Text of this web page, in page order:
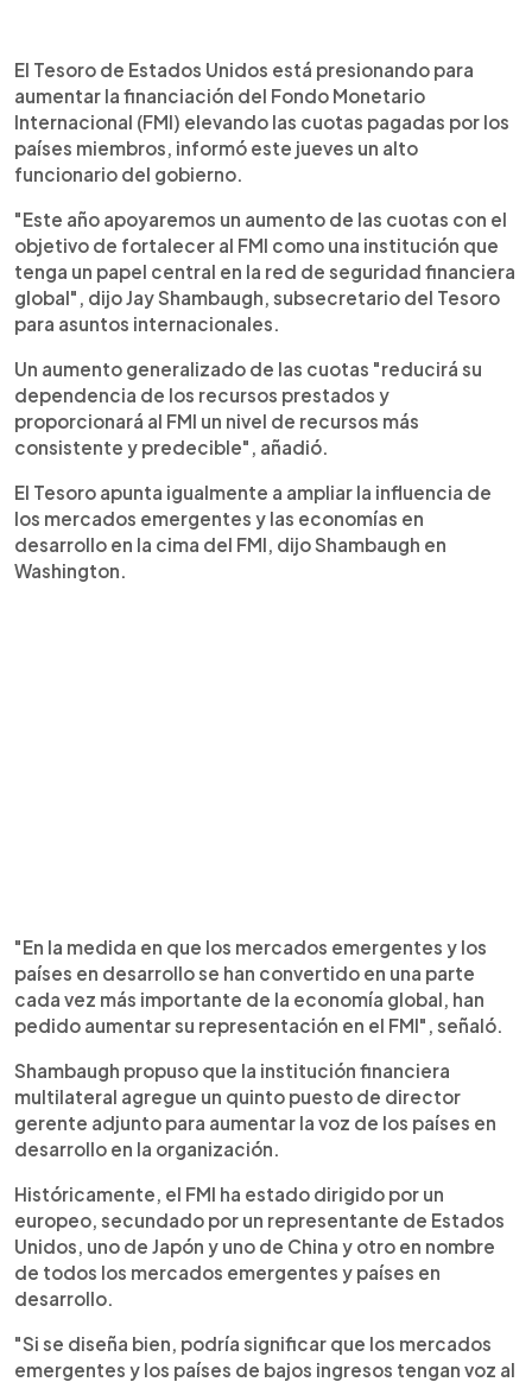
Escuchar artículo
El Tesoro de Estados Unidos está presionando para
aumentar la financiación del Fondo Monetario
Internacional (FMI) elevando las cuotas pagadas por los
países miembros, informó este jueves un alto
funcionario del gobierno.
"Este año apoyaremos un aumento de las cuotas con el
objetivo de fortalecer al FMI como una institución que
tenga un papel central en la red de seguridad financiera
global", dijo Jay Shambaugh, subsecretario del Tesoro
para asuntos internacionales.
Un aumento generalizado de las cuotas "reducirá su
dependencia de los recursos prestados y
proporcionará al FMI un nivel de recursos más
consistente y predecible", añadió.
El Tesoro apunta igualmente a ampliar la influencia de
los mercados emergentes y las economías en
desarrollo en la cima del FMI, dijo Shambaugh en
Washington.
"En la medida en que los mercados emergentes y los
países en desarrollo se han convertido en una parte
cada vez más importante de la economía global, han
pedido aumentar su representación en el FMI", señaló.
Shambaugh propuso que la institución financiera
multilateral agregue un quinto puesto de director
gerente adjunto para aumentar la voz de los países en
desarrollo en la organización.
Históricamente, el FMI ha estado dirigido por un
europeo, secundado por un representante de Estados
Unidos, uno de Japón y uno de China y otro en nombre
de todos los mercados emergentes y países en
desarrollo.
"Si se diseña bien, podría significar que los mercados
emergentes y los países de bajos ingresos tengan voz al